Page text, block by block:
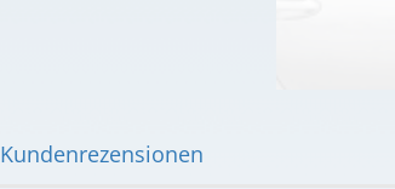
Kundenrezensionen